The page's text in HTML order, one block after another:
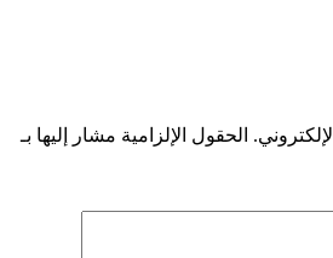
الحقول الإلزامية مشار إليها بـ